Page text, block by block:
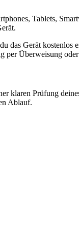
Tablets,
das Gerät kostenlos
per Überweisung
klaren Prüfung
Ablauf.